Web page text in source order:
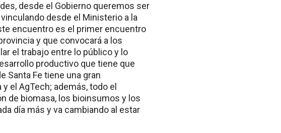
desde el Gobierno queremos ser
desde el Ministerio a la
encuentro es el primer encuentro
y que convocará a los
el trabajo entre lo público y lo
productivo que tiene que
Santa Fe tiene una gran
el AgTech; además, todo el
de biomasa, los bioinsumos y los
día más y va cambiando al estar